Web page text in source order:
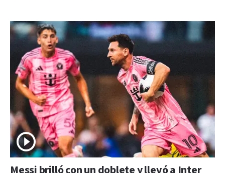
Messi brilló con un doblete y llevó a Inter